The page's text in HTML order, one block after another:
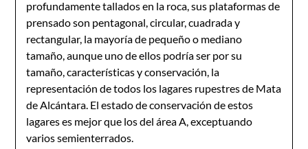
profundamente tallados en la roca, sus plataformas de
prensado son pentagonal, circular, cuadrada y
rectangular, la mayoría de pequeño o mediano
tamaño, aunque uno de ellos podría ser por su
tamaño, características y conservación, la
representación de todos los lagares rupestres de Mata
de Alcántara. El estado de conservación de estos
lagares es mejor que los del área A, exceptuando
varios semienterrados.